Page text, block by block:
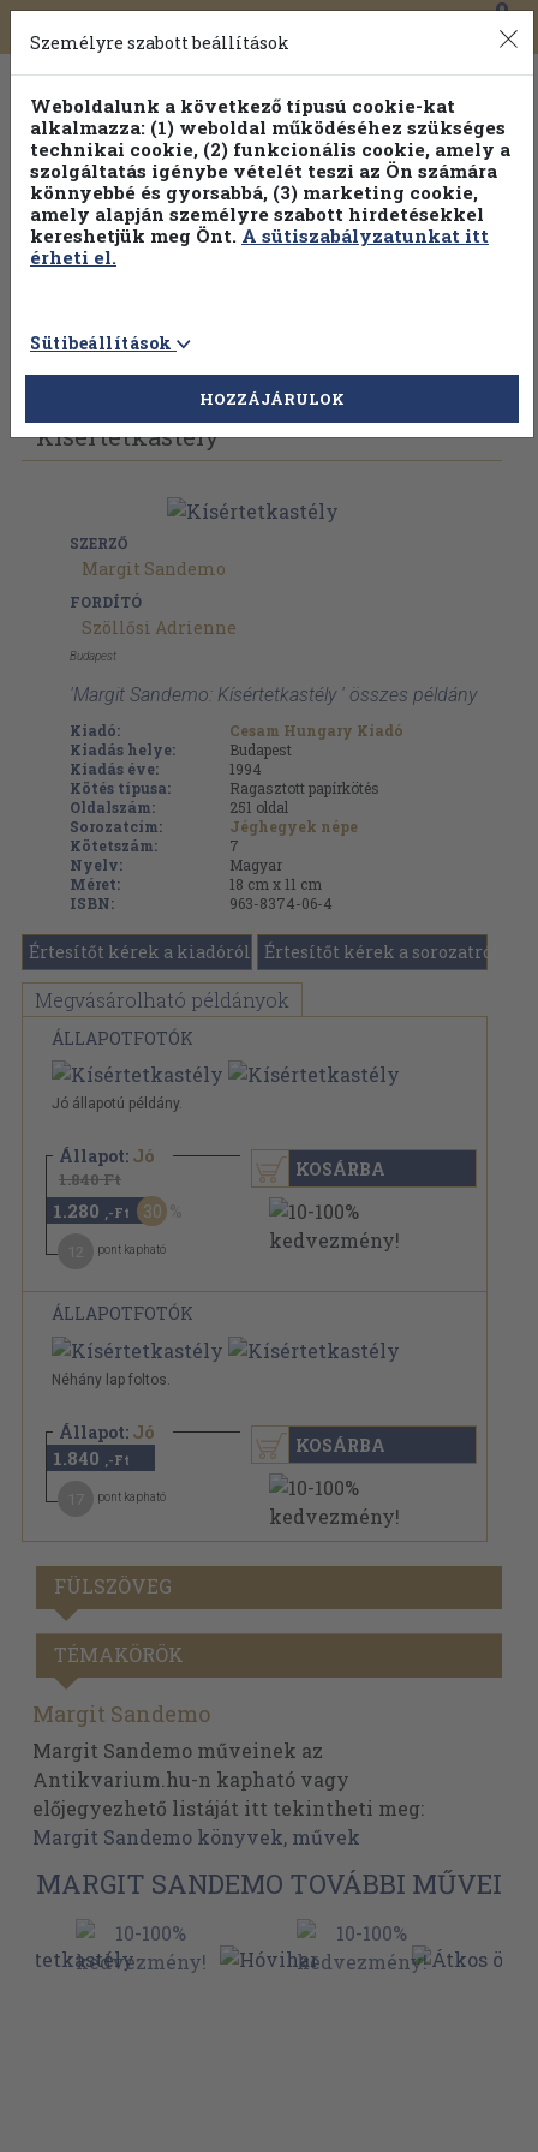
Toggle
navigation
0
Válogasson több mint 1.000.000 kiadványunk közül
100% kedvezménnyel!
Vissza az előző oldalra Válasszon példányt
Kísértetkastély
SZERZŐ
Margit Sandemo
FORDÍTÓ
Szöllősi Adrienne
Budapest
'Margit Sandemo: Kísértetkastély ' összes példány
Kiadó:
Cesam Hungary Kiadó
Kiadás helye:
Budapest
Kiadás éve:
1994
Kötés típusa:
Ragasztott papírkötés
Oldalszám:
251 oldal
Sorozatcím:
Jéghegyek népe
Kötetszám:
7
Nyelv:
Magyar
Méret:
18 cm x 11 cm
ISBN:
963-8374-06-4
Értesítőt kérek a kiadóról Értesítőt kérek a sorozatról
Megvásárolható példányok
ÁLLAPOTFOTÓK
Jó állapotú példány.
Állapot: Jó
1.840 Ft
1.280 ,-Ft 30
pont kapható
KOSÁRBA
ÁLLAPOTFOTÓK
Néhány lap foltos.
Állapot: Jó
1.840 ,-Ft
pont kapható
KOSÁRBA
FÜLSZÖVEG
TÉMAKÖRÖK
Margit Sandemo
Margit Sandemo műveinek az
Antikvarium.hu-n kapható vagy
előjegyezhető listáját itt tekintheti meg:
Margit Sandemo könyvek, művek
MARGIT SANDEMO TOVÁBBI MŰVEI
Személyre szabott beállítások
Weboldalunk a következő típusú cookie-kat
alkalmazza: (1) weboldal működéséhez szükséges
technikai cookie, (2) funkcionális cookie, amely a
szolgáltatás igénybe vételét teszi az Ön számára
könnyebbé és gyorsabbá, (3) marketing cookie,
amely alapján személyre szabott hirdetésekkel
kereshetjük meg Önt. A sütiszabályzatunkat itt
érheti el.
Sütibeállítások
HOZZÁJÁRULOK